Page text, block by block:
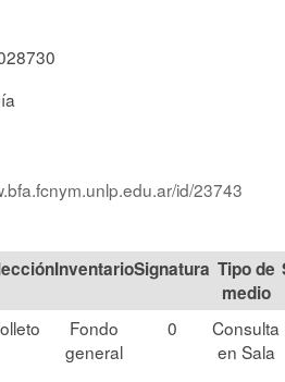
id/23743
Signatura Tipo de
medio
Fondo
general
0
Consulta
en Sala